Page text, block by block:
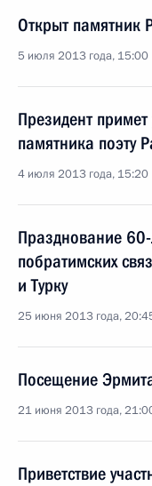
Открыт памятник
5 июля 2013 года, 15:00
Президент
памятника поэту
4 июля 2013 года, 15:20
Празднование 60-
побратимских
и Турку
25 июня 2013 года,
Посещение
21 июня 2013 года,
Приветствие